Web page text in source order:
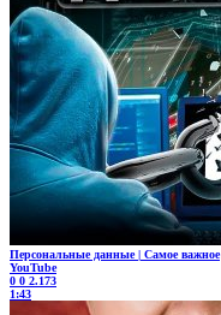
Персональные данные | Самое важное
YouTube
0 0 2.173
1:43